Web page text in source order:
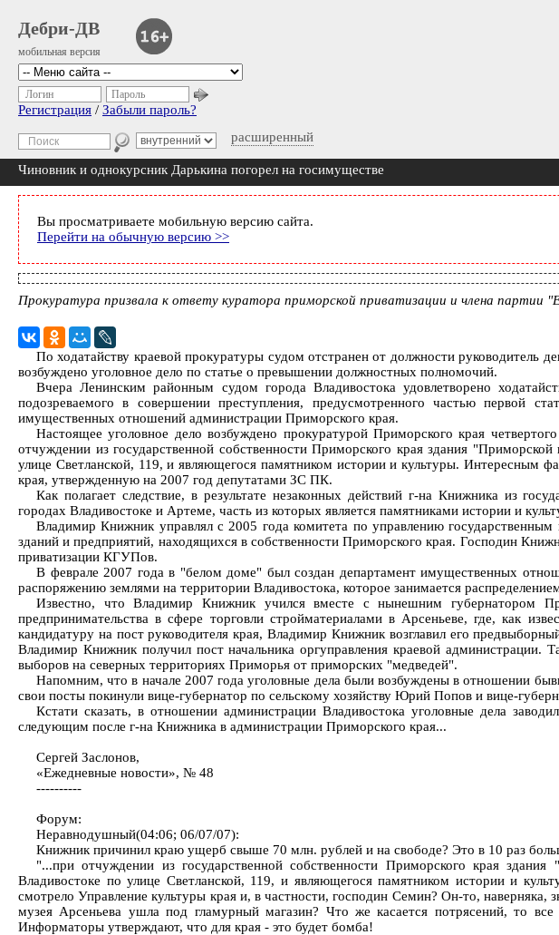
Дебри-ДВ
мобильная версия
расширенный
Логин Пароль
Регистрация / Забыли пароль?
Чиновник и однокурсник Дарькина погорел на госимуществе
Вы просматриваете мобильную версию сайта.
Перейти на обычную версию >>
Прокуратура призвала к ответу куратора приморской приватизации и члена партии
По ходатайству краевой прокуратуры судом отстранен от должности
возбуждено уголовное дело по статье о превышении должностных полномочий.
Вчера Ленинским районным судом города Владивостока удовлетворено
подозреваемого в совершении преступления, предусмотренного частью первой
имущественных отношений администрации Приморского края.
Настоящее уголовное дело возбуждено прокуратурой Приморского края
отчуждении из государственной собственности Приморского края здания
улице Светланской, 119, и являющегося памятником истории и культуры. Интересным
края, утвержденную на 2007 год депутатами ЗС ПК.
Как полагает следствие, в результате незаконных действий г-на Книжника из
городах Владивостоке и Артеме, часть из которых является памятниками истории и
Владимир Книжник управлял с 2005 года комитета по управлению
зданий и предприятий, находящихся в собственности Приморского края. Господин
приватизации КГУПов.
В феврале 2007 года в "белом доме" был создан департамент имущественных
распоряжению землями на территории Владивостока, которое занимается
Известно, что Владимир Книжник учился вместе с нынешним
предпринимательства в сфере торговли стройматериалами в Арсеньеве, где, как
кандидатуру на пост руководителя края, Владимир Книжник возглавил его
Владимир Книжник получил пост начальника оргуправления краевой
выборов на северных территориях Приморья от приморских "медведей".
Напомним, что в начале 2007 года уголовные дела были возбуждены в отношении
свои посты покинули вице-губернатор по сельскому хозяйству Юрий Попов и вице-
Кстати сказать, в отношении администрации Владивостока уголовные дела
следующим после г-на Книжника в администрации Приморского края...
Сергей Заслонов,
«Ежедневные новости», № 48
----------
Форум:
Неравнодушный(04:06; 06/07/07):
Книжник причинил краю ущерб свыше 70 млн. рублей и на свободе? Это в 10 раз
"...при отчуждении из государственной собственности Приморского края
Владивостоке по улице Светланской, 119, и являющегося памятником истории и
смотрело Управление культуры края и, в частности, господин Семин? Он-то,
музея Арсеньева ушла под гламурный магазин? Что же касается потрясений, то
Информаторы утверждают, что для края - это будет бомба!